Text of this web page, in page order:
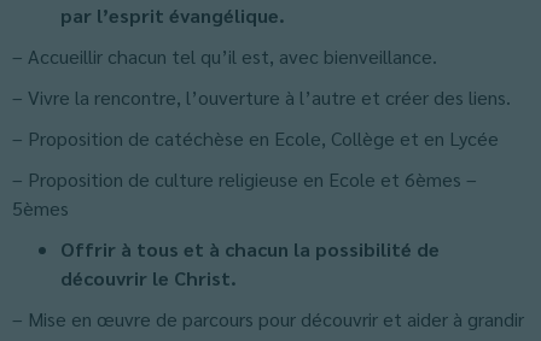
par l’esprit évangélique.
– Accueillir chacun tel qu’il est, avec bienveillance.
– Vivre la rencontre, l’ouverture à l’autre et créer des liens.
– Proposition de catéchèse en Ecole, Collège et en Lycée
– Proposition de culture religieuse en Ecole et 6èmes –
5èmes
Offrir à tous et à chacun la possibilité de
découvrir le Christ.
– Mise en œuvre de parcours pour découvrir et aider à grandir